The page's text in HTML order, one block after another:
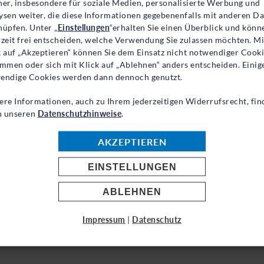
insbesondere für soziale Medien, personalisierte Werbung und
weiter, die diese Informationen gegebenenfalls mit anderen
Unter „Einstellungen“erhalten Sie einen Überblick und
frei entscheiden, welche Verwendung Sie zulassen möchten.
„Akzeptieren“ können Sie dem Einsatz nicht notwendiger
oder sich mit Klick auf „Ablehnen“ anders entscheiden.
Cookies werden dann dennoch genutzt.
Informationen, auch zu Ihrem jederzeitigen Widerrufsrecht,
unseren Datenschutzhinweise.
AKZEPTIEREN
EINSTELLUNGEN
ABLEHNEN
Impressum | Datenschutz
Stationen der Fahrt, folgen die Gedanken und
aufeinander. Wären nicht der ernste
könnte man die Irrfahrt der Familie komisch
Gefahren des Krieges: Sprengfallen, bewaffnete
sind durchbrochen von unwirklichen
Fernseher einschlägt und die
das Mädchen schließlich auch einem
verschlossenen Briefumschlägen übergibt, da
wird.
ab 14 Jahren.